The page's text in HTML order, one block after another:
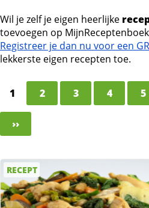
Wil je zelf je eigen heerlijke
toevoegen op
Registreer je dan nu voor een
lekkerste eigen recepten toe.
1 2 3 4 5
››
RECEPT